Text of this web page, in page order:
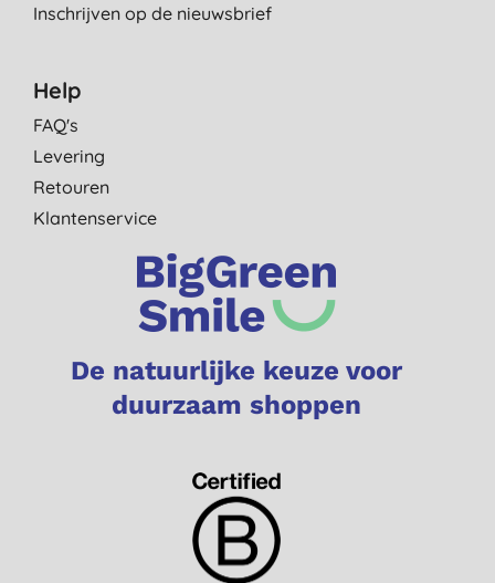
Inschrijven op de nieuwsbrief
Help
FAQ's
Levering
Retouren
Klantenservice
De natuurlijke keuze voor
duurzaam shoppen